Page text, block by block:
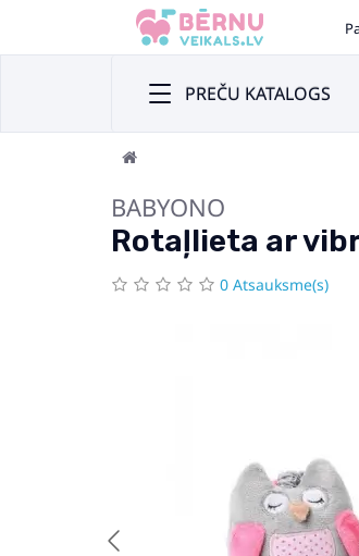
PREČU KATALOGS
BABYONO
Rotaļlieta ar
0 Atsauksme(s)